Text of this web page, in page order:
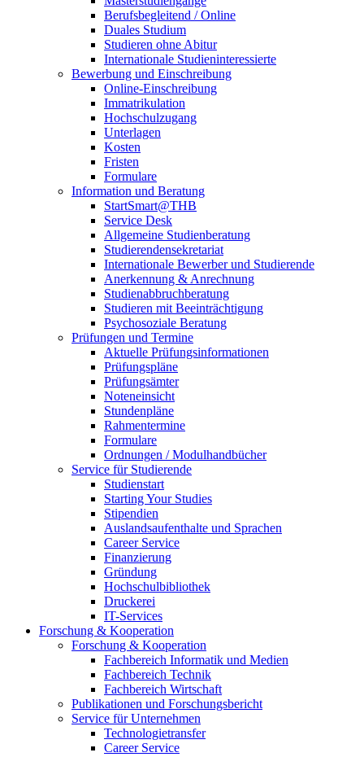
Berufsbegleitend / Online
Duales Studium
Studieren ohne Abitur
Internationale Studieninteressierte
Bewerbung und Einschreibung
Online-Einschreibung
Immatrikulation
Hochschulzugang
Unterlagen
Kosten
Fristen
Formulare
Information und Beratung
StartSmart@THB
Service Desk
Allgemeine Studienberatung
Studierendensekretariat
Internationale Bewerber und Studierende
Anerkennung & Anrechnung
Studienabbruchberatung
Studieren mit Beeinträchtigung
Psychosoziale Beratung
Prüfungen und Termine
Aktuelle Prüfungsinformationen
Prüfungspläne
Prüfungsämter
Noteneinsicht
Stundenpläne
Rahmentermine
Formulare
Ordnungen / Modulhandbücher
Service für Studierende
Studienstart
Starting Your Studies
Stipendien
Auslandsaufenthalte und Sprachen
Career Service
Finanzierung
Gründung
Hochschulbibliothek
Druckerei
IT-Services
Forschung & Kooperation
Forschung & Kooperation
Fachbereich Informatik und Medien
Fachbereich Technik
Fachbereich Wirtschaft
Publikationen und Forschungsbericht
Service für Unternehmen
Technologietransfer
Career Service